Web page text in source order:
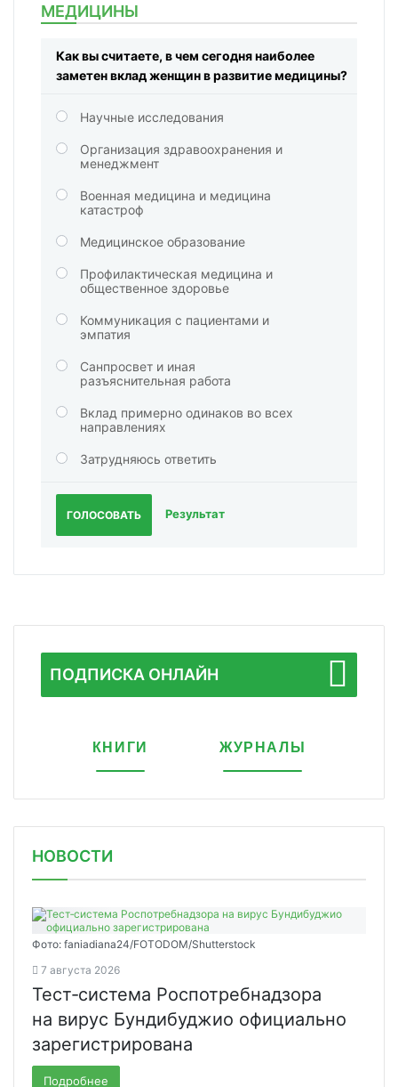
МЕДИЦИНЫ
Как вы считаете, в чем сегодня наиболее
заметен вклад женщин в развитие медицины?
Научные исследования
Организация здравоохранения и
менеджмент
Военная медицина и медицина
катастроф
Медицинское образование
Профилактическая медицина и
общественное здоровье
Коммуникация с пациентами и
эмпатия
Санпросвет и иная
разъяснительная работа
Вклад примерно одинаков во всех
направлениях
Затрудняюсь ответить
ГОЛОСОВАТЬ Результат
ПОДПИСКА ОНЛАЙН
КНИГИ ЖУРНАЛЫ
НОВОСТИ
Фото: faniadiana24/FOTODOM/Shutterstock
7 августа 2026
Тест‑система Роспотребнадзора
на вирус Бундибуджио официально
зарегистрирована
Подробнее